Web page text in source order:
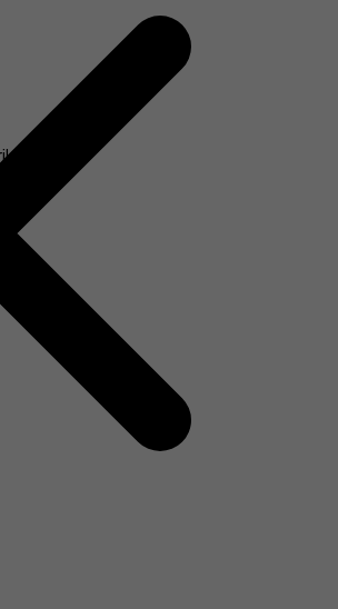
legale.